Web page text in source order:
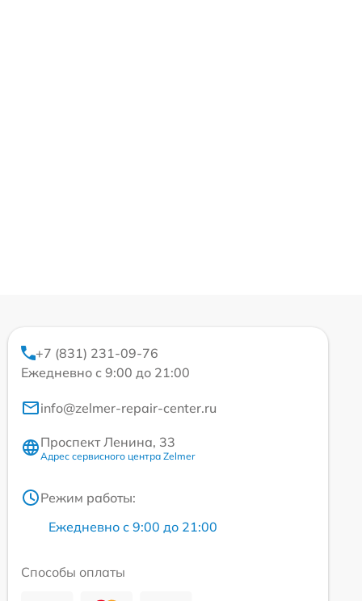
+7 (831) 231-09-76
Ежедневно с 9:00 до 21:00
info@zelmer-repair-center.ru
Проспект Ленина, 33
Адрес сервисного центра Zelmer
Режим работы:
Ежедневно с 9:00 до 21:00
Способы оплаты